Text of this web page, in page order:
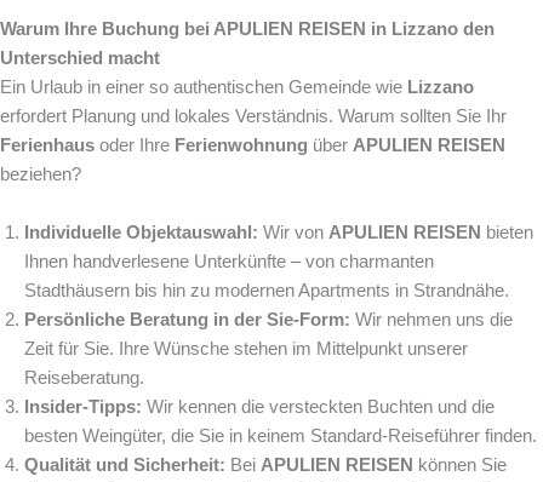
Warum Ihre Buchung bei APULIEN REISEN in Lizzano den
Unterschied macht
Ein Urlaub in einer so authentischen Gemeinde wie Lizzano
erfordert Planung und lokales Verständnis. Warum sollten Sie Ihr
Ferienhaus oder Ihre Ferienwohnung über APULIEN REISEN
beziehen?
Individuelle Objektauswahl: Wir von APULIEN REISEN bieten
Ihnen handverlesene Unterkünfte – von charmanten
Stadthäusern bis hin zu modernen Apartments in Strandnähe.
Persönliche Beratung in der Sie-Form: Wir nehmen uns die
Zeit für Sie. Ihre Wünsche stehen im Mittelpunkt unserer
Reiseberatung.
Insider-Tipps: Wir kennen die versteckten Buchten und die
besten Weingüter, die Sie in keinem Standard-Reiseführer finden.
Qualität und Sicherheit: Bei APULIEN REISEN können Sie